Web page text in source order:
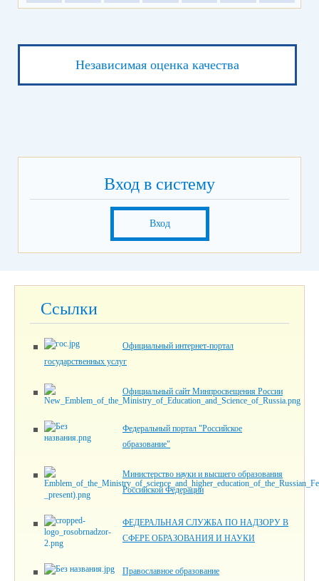
Независимая оценка качества
Вход в систему
Вход
Ссылки
Официальный интернет-портал
государственных услуг
Официальный сайт Минпросвещения России
Федеральный портал "Российское
образование"
Министерство науки и высшего образования
Российской Федерации
ФЕДЕРАЛЬНАЯ СЛУЖБА ПО НАДЗОРУ В
СФЕРЕ ОБРАЗОВАНИЯ И НАУКИ
Православное образование